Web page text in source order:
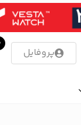
پروفایل